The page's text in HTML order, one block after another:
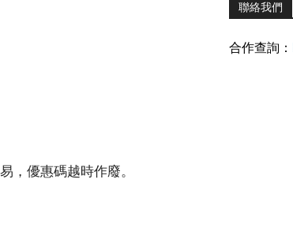
，優惠碼越時作廢。
聯絡我們
合作查詢：